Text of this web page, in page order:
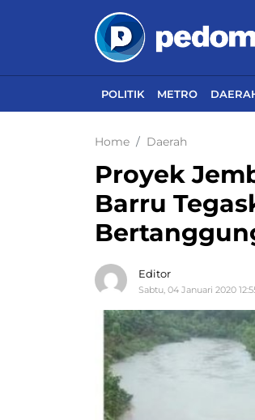
POLITIK METRO
Home Daerah
Proyek
Barru
Editor
Sabtu, 04 Januari 2020